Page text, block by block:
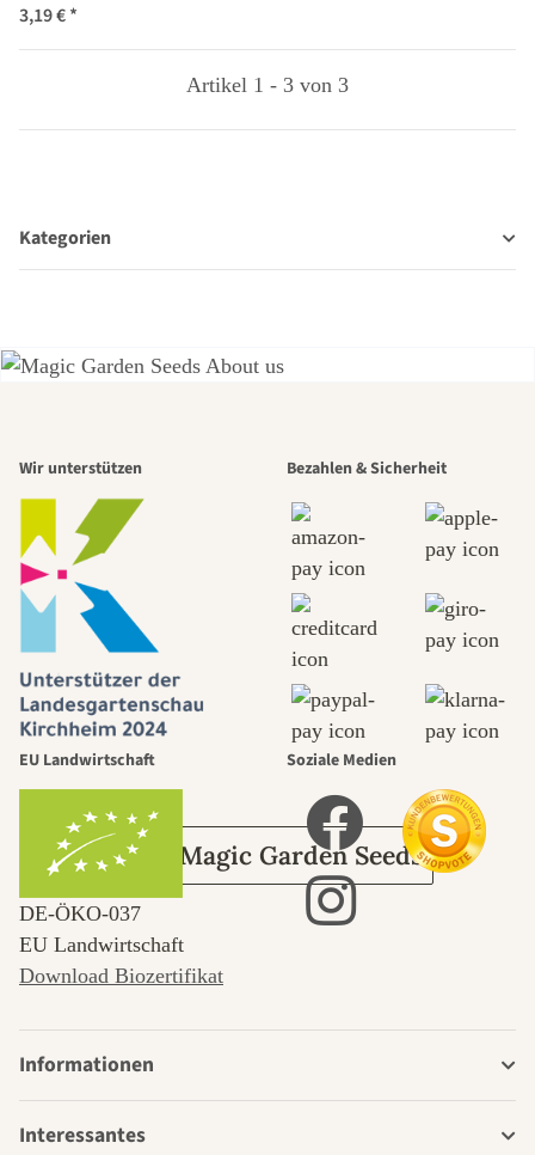
3,19 €*
Artikel 1 - 3 von 3
Kategorien
schönsten
Wege zu uns
selbst führt
durch den
Garten
Über Magic Garden Seeds
Wir unterstützen Bezahlen & Sicherheit
EU Landwirtschaft
DE‑ÖKO‑037
EU Landwirtschaft
Download Biozertifikat
Soziale Medien
Informationen
Interessantes